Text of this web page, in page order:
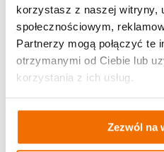
korzystasz z naszej witryny,
społecznościowym,
Partnerzy mogą połączyć te
otrzymanymi od Ciebie lub
korzystania z ich usług.
Zezwól na
"Sztuczny T-shirt czy